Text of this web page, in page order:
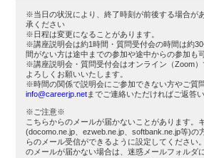
※当日の状況により、終了時刻が前後する場合が
承ください
※日程は変更になることがあります。
※講座説明会は約1時間・質問受付会の時間は約
間がない方は途中までの参加や途中からの参加も
※講座説明会・質問受付会はオンライン（Zoom
よろしくお願いいたします。
※時間の関係で説明会にご参加できない方やご質
info@careerjp.netまでご連絡いただければご返答い
※ご注意※
こちらからのメールが届かないことがあります。
(docomo.ne.jp、ezweb.ne.jp、softbank.ne.jp等)の
らのメール受信ができるように設定してください
のメールが届かない場合は、迷惑メールフォルダ